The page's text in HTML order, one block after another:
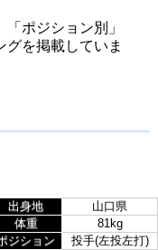
ポジション別」
グを掲載していま
出身地
山口県
体重
81kg
ジション
投手(左投左打)